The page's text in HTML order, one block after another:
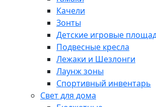
Качели
Зонты
Детские игровые
Подвесные кресла
Лежаки и Шезлонги
Лаунж зоны
Спортивный инвентарь
Свет для дома